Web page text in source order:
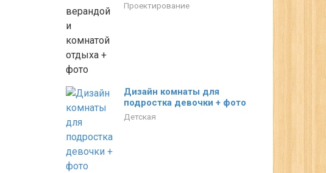
Проектирование
Дизайн комнаты для
подростка девочки + фото
Детская